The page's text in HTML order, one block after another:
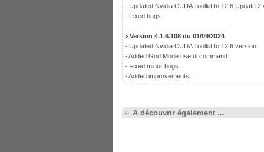
- Updated Nvidia CUDA Toolkit to 12.6 Update 2
- Fixed bugs.
Version 4.1.6.108 du 01/09/2024
- Updated Nvidia CUDA Toolkit to 12.6 version.
- Added God Mode useful command.
- Fixed minor bugs.
- Added improvements.
A découvrir également ...